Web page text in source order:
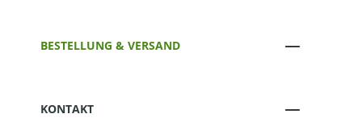
BESTELLUNG & VERSAND
KONTAKT